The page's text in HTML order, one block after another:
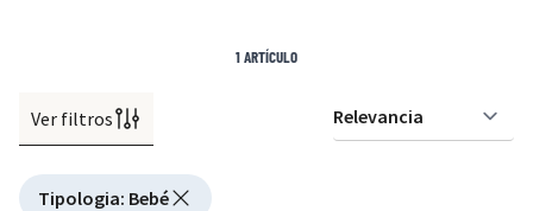
Ver filtros
Active filtering
Tipologia: Bebé
1ARTÍCULO